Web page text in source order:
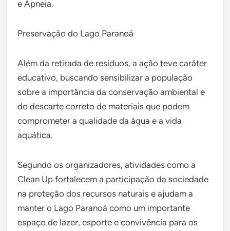
e Apneia.
Preservação do Lago Paranoá
Além da retirada de resíduos, a ação teve caráter
educativo, buscando sensibilizar a população
sobre a importância da conservação ambiental e
do descarte correto de materiais que podem
comprometer a qualidade da água e a vida
aquática.
Segundo os organizadores, atividades como a
Clean Up fortalecem a participação da sociedade
na proteção dos recursos naturais e ajudam a
manter o Lago Paranoá como um importante
espaço de lazer, esporte e convivência para os